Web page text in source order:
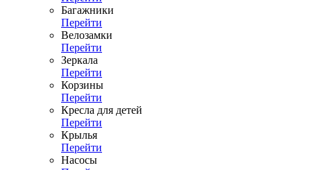
Багажники
Перейти
Велозамки
Перейти
Зеркала
Перейти
Корзины
Перейти
Кресла для детей
Перейти
Крылья
Перейти
Насосы